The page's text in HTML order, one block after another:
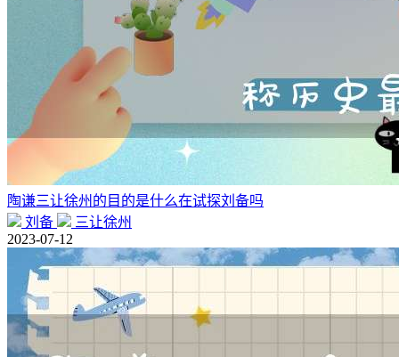
陶谦三让徐州的目的是什么在试探刘备吗
刘备
三让徐州
2023-07-12